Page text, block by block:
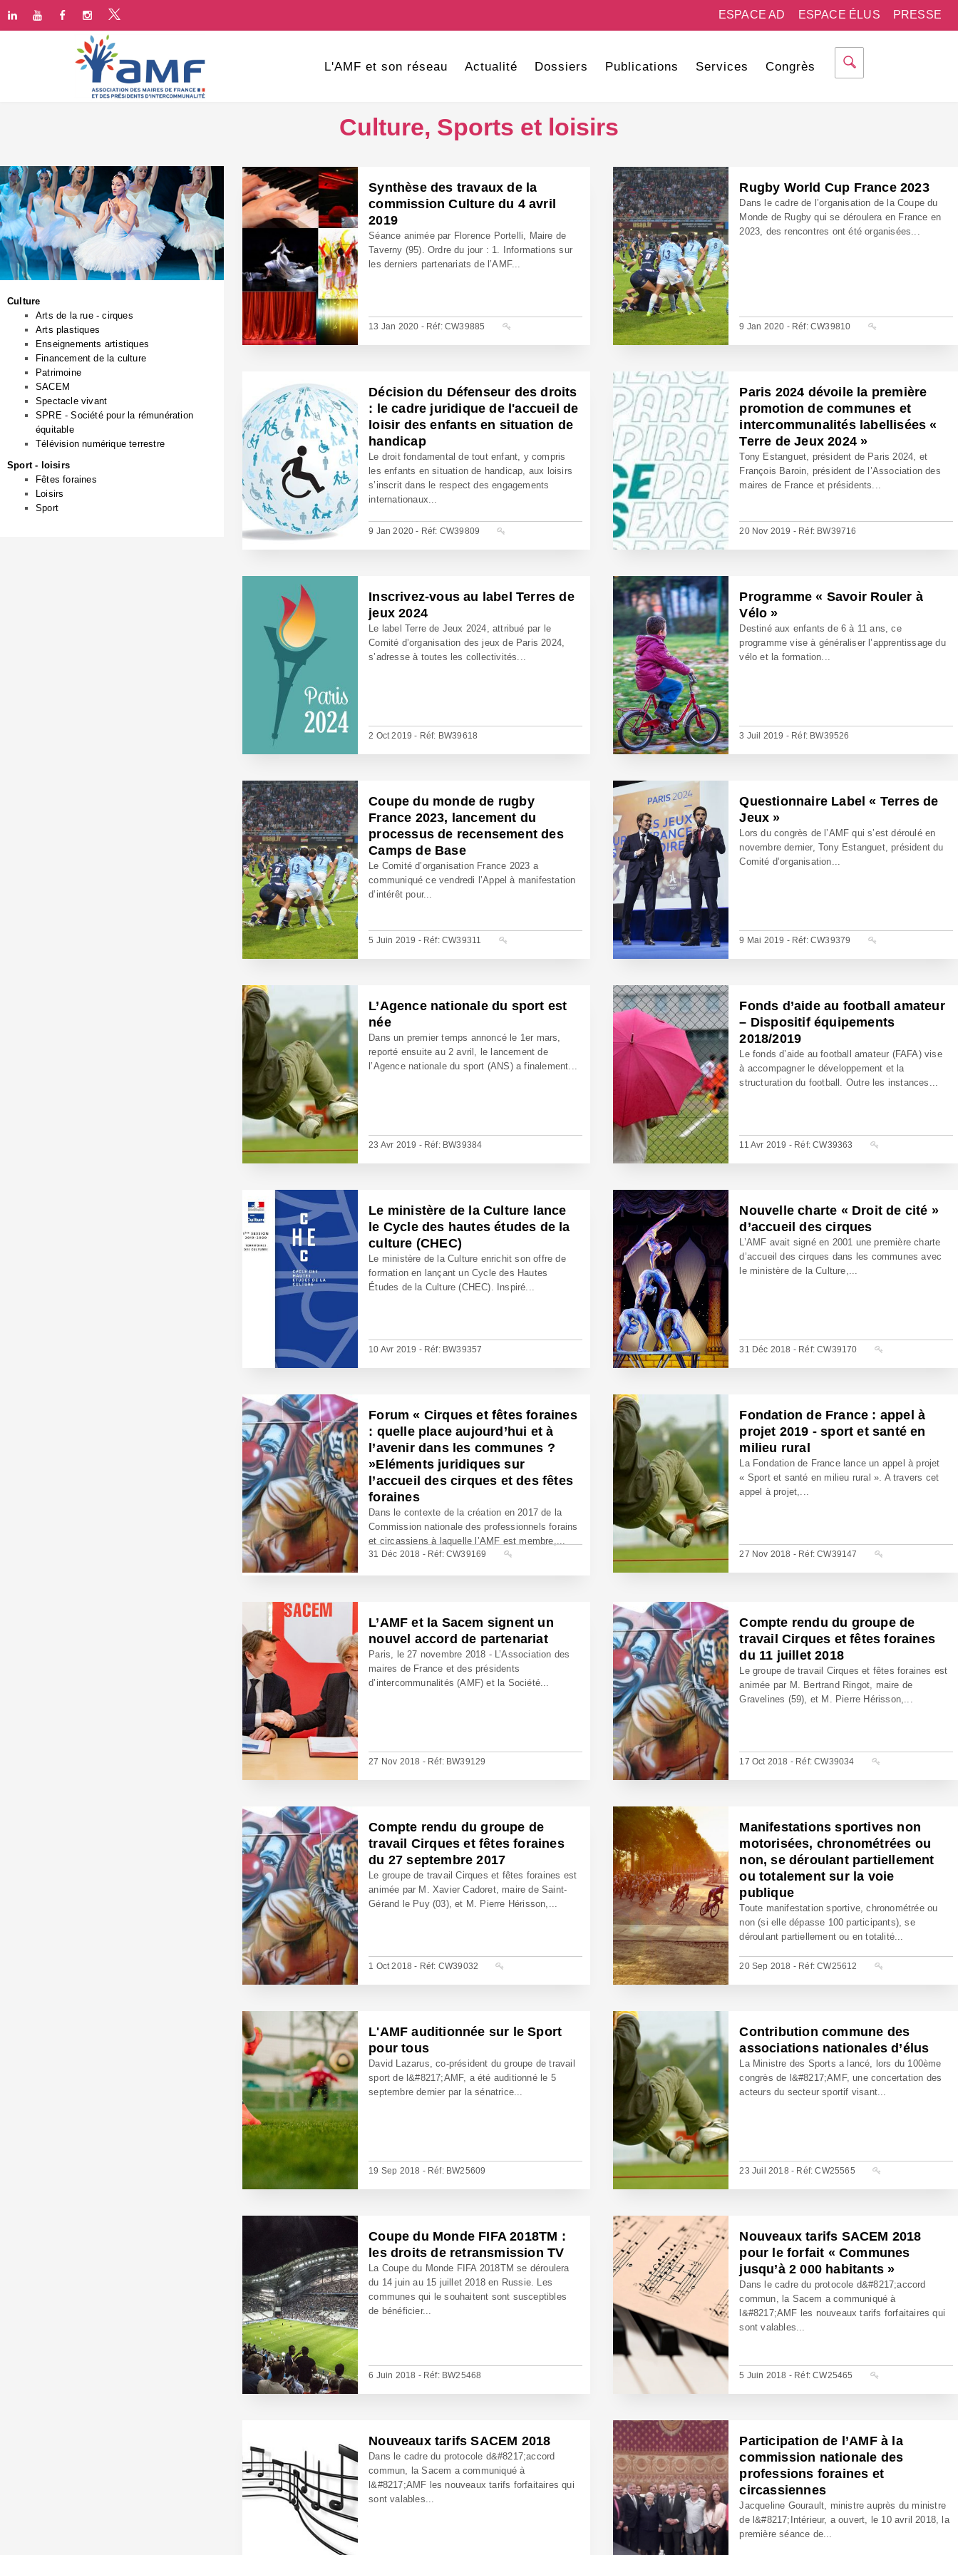
PRESSE
ESPACE ÉLUS
ESPACE AD
L'AMF et son réseau Actualité Dossiers Publications Services Congrès
Culture, Sports et loisirs
Culture
Arts de la rue - cirques
Arts plastiques
Enseignements artistiques
Financement de la culture
Patrimoine
SACEM
Spectacle vivant
SPRE - Société pour la rémunération
équitable
Télévision numérique terrestre
Sport - loisirs
Fêtes foraines
Loisirs
Sport
Synthèse des travaux de la
commission Culture du 4 avril
2019
Séance animée par Florence Portelli, Maire de
Taverny (95). Ordre du jour : 1. Informations sur
les derniers partenariats de l’AMF...
13 Jan 2020 - Réf: CW39885
Rugby World Cup France 2023
Dans le cadre de l’organisation de la Coupe du
Monde de Rugby qui se déroulera en France en
2023, des rencontres ont été organisées...
9 Jan 2020 - Réf: CW39810
Décision du Défenseur des droits
: le cadre juridique de l'accueil de
loisir des enfants en situation de
handicap
Le droit fondamental de tout enfant, y compris
les enfants en situation de handicap, aux loisirs
s’inscrit dans le respect des engagements
internationaux...
9 Jan 2020 - Réf: CW39809
Paris 2024 dévoile la première
promotion de communes et
intercommunalités labellisées «
Terre de Jeux 2024 »
Tony Estanguet, président de Paris 2024, et
François Baroin, président de l’Association des
maires de France et présidents...
20 Nov 2019 - Réf: BW39716
Inscrivez-vous au label Terres de
jeux 2024
Le label Terre de Jeux 2024, attribué par le
Comité d’organisation des jeux de Paris 2024,
s’adresse à toutes les collectivités...
2 Oct 2019 - Réf: BW39618
Programme « Savoir Rouler à
Vélo »
Destiné aux enfants de 6 à 11 ans, ce
programme vise à généraliser l’apprentissage du
vélo et la formation...
3 Juil 2019 - Réf: BW39526
Coupe du monde de rugby
France 2023, lancement du
processus de recensement des
Camps de Base
Le Comité d’organisation France 2023 a
communiqué ce vendredi l’Appel à manifestation
d’intérêt pour...
5 Juin 2019 - Réf: CW39311
Questionnaire Label « Terres de
Jeux »
Lors du congrès de l’AMF qui s’est déroulé en
novembre dernier, Tony Estanguet, président du
Comité d’organisation...
9 Mai 2019 - Réf: CW39379
L’Agence nationale du sport est
née
Dans un premier temps annoncé le 1er mars,
reporté ensuite au 2 avril, le lancement de
l’Agence nationale du sport (ANS) a finalement...
23 Avr 2019 - Réf: BW39384
Fonds d’aide au football amateur
– Dispositif équipements
2018/2019
Le fonds d’aide au football amateur (FAFA) vise
à accompagner le développement et la
structuration du football. Outre les instances...
11 Avr 2019 - Réf: CW39363
Le ministère de la Culture lance
le Cycle des hautes études de la
culture (CHEC)
Le ministère de la Culture enrichit son offre de
formation en lançant un Cycle des Hautes
Études de la Culture (CHEC). Inspiré...
10 Avr 2019 - Réf: BW39357
Nouvelle charte « Droit de cité »
d’accueil des cirques
L’AMF avait signé en 2001 une première charte
d’accueil des cirques dans les communes avec
le ministère de la Culture,...
31 Déc 2018 - Réf: CW39170
Forum « Cirques et fêtes foraines
: quelle place aujourd’hui et à
l’avenir dans les communes ?
»Eléments juridiques sur
l’accueil des cirques et des fêtes
foraines
Dans le contexte de la création en 2017 de la
Commission nationale des professionnels forains
et circassiens à laquelle l’AMF est membre,...
31 Déc 2018 - Réf: CW39169
Fondation de France : appel à
projet 2019 - sport et santé en
milieu rural
La Fondation de France lance un appel à projet
« Sport et santé en milieu rural ». A travers cet
appel à projet,...
27 Nov 2018 - Réf: CW39147
L’AMF et la Sacem signent un
nouvel accord de partenariat
Paris, le 27 novembre 2018 - L’Association des
maires de France et des présidents
d’intercommunalités (AMF) et la Société...
27 Nov 2018 - Réf: BW39129
Compte rendu du groupe de
travail Cirques et fêtes foraines
du 11 juillet 2018
Le groupe de travail Cirques et fêtes foraines est
animée par M. Bertrand Ringot, maire de
Gravelines (59), et M. Pierre Hérisson,...
17 Oct 2018 - Réf: CW39034
Compte rendu du groupe de
travail Cirques et fêtes foraines
du 27 septembre 2017
Le groupe de travail Cirques et fêtes foraines est
animée par M. Xavier Cadoret, maire de Saint-
Gérand le Puy (03), et M. Pierre Hérisson,...
1 Oct 2018 - Réf: CW39032
Manifestations sportives non
motorisées, chronométrées ou
non, se déroulant partiellement
ou totalement sur la voie
publique
Toute manifestation sportive, chronométrée ou
non (si elle dépasse 100 participants), se
déroulant partiellement ou en totalité...
20 Sep 2018 - Réf: CW25612
L'AMF auditionnée sur le Sport
pour tous
David Lazarus, co-président du groupe de travail
sport de l&#8217;AMF, a été auditionné le 5
septembre dernier par la sénatrice...
19 Sep 2018 - Réf: BW25609
Contribution commune des
associations nationales d’élus
La Ministre des Sports a lancé, lors du 100ème
congrès de l&#8217;AMF, une concertation des
acteurs du secteur sportif visant...
23 Juil 2018 - Réf: CW25565
Coupe du Monde FIFA 2018TM :
les droits de retransmission TV
La Coupe du Monde FIFA 2018TM se déroulera
du 14 juin au 15 juillet 2018 en Russie. Les
communes qui le souhaitent sont susceptibles
de bénéficier...
6 Juin 2018 - Réf: BW25468
Nouveaux tarifs SACEM 2018
pour le forfait « Communes
jusqu’à 2 000 habitants »
Dans le cadre du protocole d&#8217;accord
commun, la Sacem a communiqué à
l&#8217;AMF les nouveaux tarifs forfaitaires qui
sont valables...
5 Juin 2018 - Réf: CW25465
Nouveaux tarifs SACEM 2018
Dans le cadre du protocole d&#8217;accord
commun, la Sacem a communiqué à
l&#8217;AMF les nouveaux tarifs forfaitaires qui
sont valables...
Participation de l’AMF à la
commission nationale des
professions foraines et
circassiennes
Jacqueline Gourault, ministre auprès du ministre
de l&#8217;Intérieur, a ouvert, le 10 avril 2018, la
première séance de...